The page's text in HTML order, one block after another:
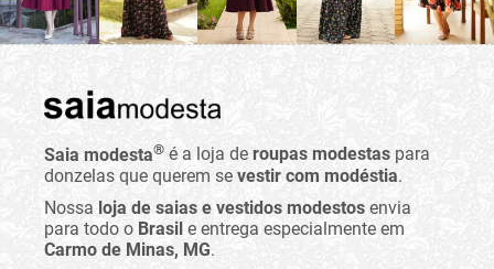
Saia modesta® é a loja de roupas modestas para
donzelas que querem se vestir com modéstia.
Nossa loja de saias e vestidos modestos envia
para todo o Brasil e entrega especialmente em
Carmo de Minas, MG.